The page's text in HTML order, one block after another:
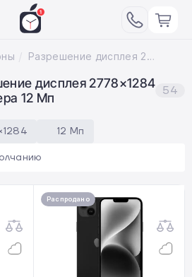
Разрешение дисплея 2778×1284; Фронтальная камера 12 Мп
дисплея 2778×1284
12 Мп
54
12 Мп
Распродано